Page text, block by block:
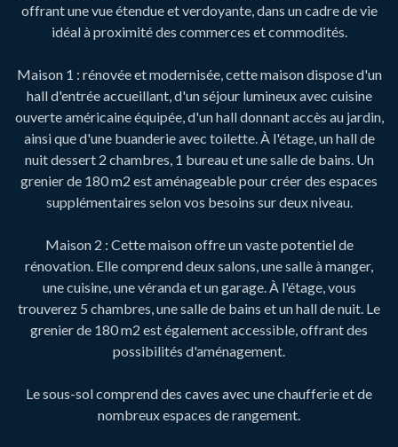
offrant une vue étendue et verdoyante, dans un cadre de vie
idéal à proximité des commerces et commodités.
Maison 1 : rénovée et modernisée, cette maison dispose d'un
hall d'entrée accueillant, d'un séjour lumineux avec cuisine
ouverte américaine équipée, d'un hall donnant accès au jardin,
ainsi que d'une buanderie avec toilette. À l'étage, un hall de
nuit dessert 2 chambres, 1 bureau et une salle de bains. Un
grenier de 180 m2 est aménageable pour créer des espaces
supplémentaires selon vos besoins sur deux niveau.
Maison 2 : Cette maison offre un vaste potentiel de
rénovation. Elle comprend deux salons, une salle à manger,
une cuisine, une véranda et un garage. À l'étage, vous
trouverez 5 chambres, une salle de bains et un hall de nuit. Le
grenier de 180 m2 est également accessible, offrant des
possibilités d'aménagement.
Le sous-sol comprend des caves avec une chaufferie et de
nombreux espaces de rangement.